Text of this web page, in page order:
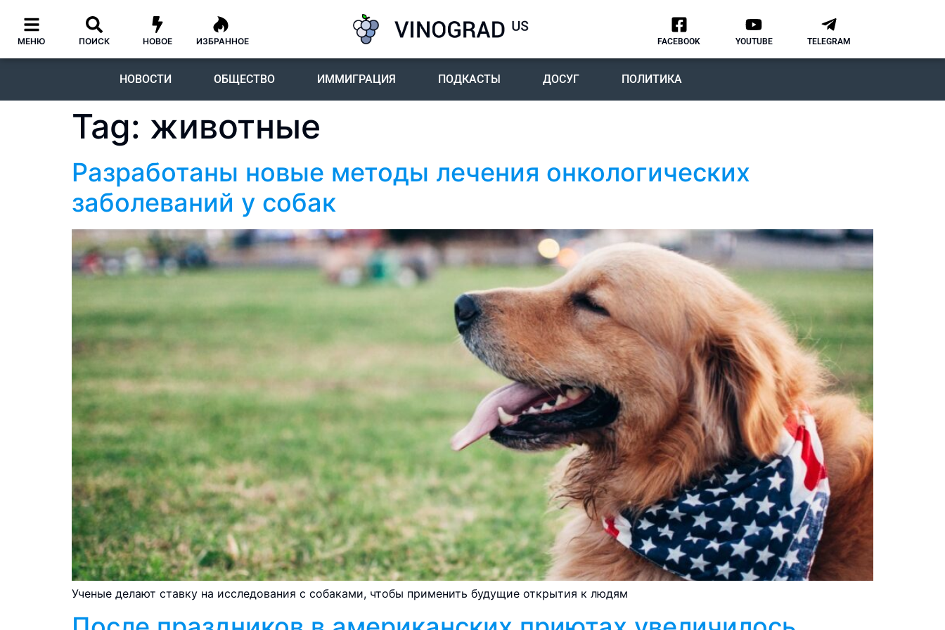
МЕНЮ ПОИСК НОВОЕ ИЗБРАННОЕ FACEBOOK YOUTUBE TELEGRAM
НОВОСТИ ОБЩЕСТВО ИММИГРАЦИЯ ПОДКАСТЫ ДОСУГ ПОЛИТИКА
Tag: животные
Разработаны новые методы лечения онкологических
заболеваний у собак
Ученые делают ставку на исследования с собаками, чтобы применить будущие открытия к людям